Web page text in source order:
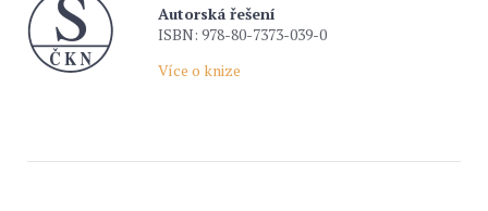
Autorská řešení
ISBN: 978-80-7373-039-0
Více o knize